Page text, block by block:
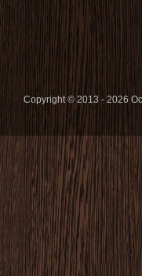
Copyright © 2013 - 2026